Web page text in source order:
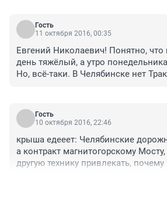
Гость
11 октября 2016, 00:35
Евгений Николаевич! Понятно, что
день тяжёлый, а утро
Но, всё-таки. В Челябинске нет
Название района произошло от
Тракторный завОд.
P. S. Ваш предшественник на посту
то особенностей организма
стремительного полёта мысли)
гугукать, ну или нечленораздельно
Гость
10 октября 2016, 22:46
крыша едееет: Челябинские
а контракт магнитогорскому
другую технику привлекать,